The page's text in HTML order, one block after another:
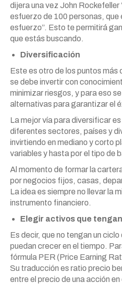
dijera una vez John Rockefeller
esfuerzo de 100 personas, que
esfuerzo”. Esto te permitirá
que estás buscando.
Diversificación
Este es otro de los puntos más
se debe invertir con
minimizar riesgos, y para eso
alternativas para garantizar el
La mejor vía para diversificar
diferentes sectores, países y
invirtiendo en mediano y corto
variables y hasta por el tipo de
Al momento de formar la
por negocios fijos, casas,
La idea es siempre no llevar la
instrumento financiero.
Elegir activos que
Es decir, que no tengan un
puedan crecer en el tiempo.
fórmula PER (Price Earning
Su traducción es ratio precio
entre el precio de una acción